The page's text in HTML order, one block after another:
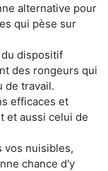
alternative pour
qui pèse sur
du dispositif
des rongeurs qui
de travail.
efficaces et
et aussi celui de
vos nuisibles,
chance d'y